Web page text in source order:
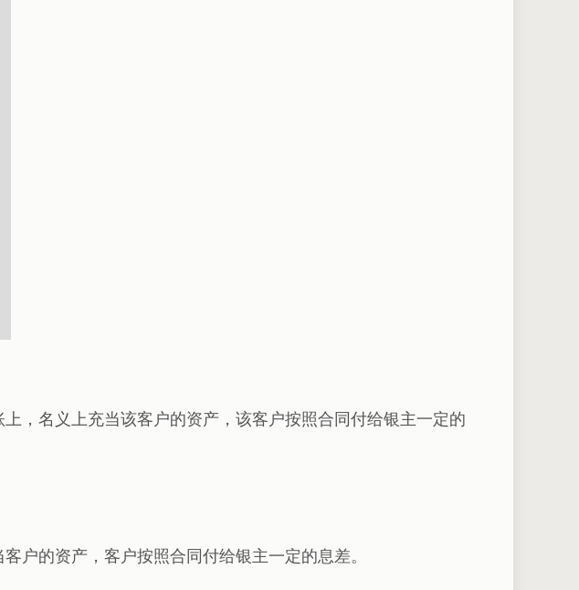
，名义上充当该客户的资产，该客户按照合同付给银主一定的
户的资产，客户按照合同付给银主一定的息差。